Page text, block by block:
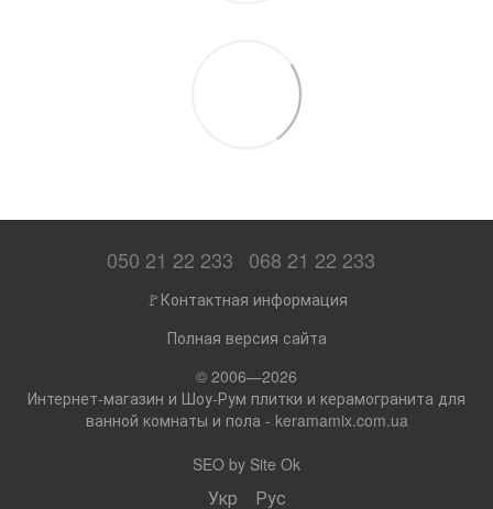
050 21 22 233 068 21 22 233
🚩Контактная информация
Полная версия сайта
© 2006—2026
Интернет-магазин и Шоу-Рум плитки и керамогранита для
ванной комнаты и пола - keramamix.com.ua
SEO by Site Ok
Укр Рус